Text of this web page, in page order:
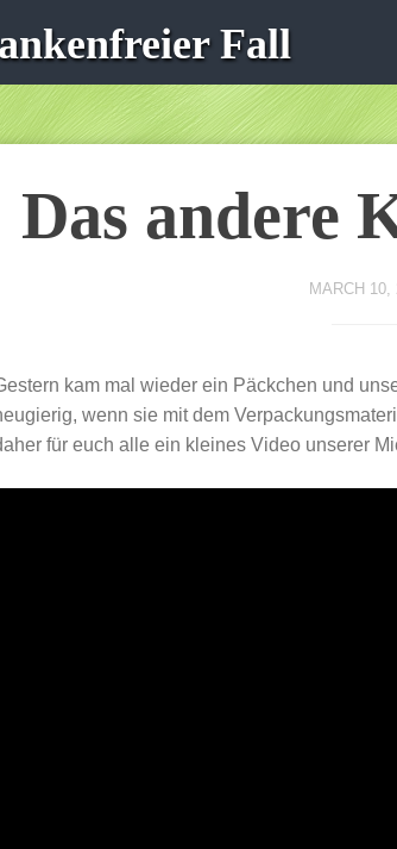
Fall
Das andere
MARCH 10,
kam mal wieder ein Päckchen und
wenn sie mit dem
für euch alle ein kleines Video unserer